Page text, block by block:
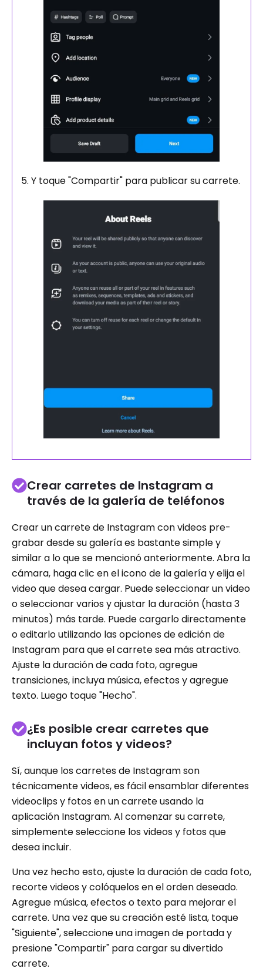
5. Y toque "Compartir" para publicar su carrete.
Crear carretes de Instagram a
través de la galería de teléfonos
Crear un carrete de Instagram con videos pre-
grabar desde su galería es bastante simple y
similar a lo que se mencionó anteriormente. Abra la
cámara, haga clic en el icono de la galería y elija el
video que desea cargar. Puede seleccionar un video
o seleccionar varios y ajustar la duración (hasta 3
minutos) más tarde. Puede cargarlo directamente
o editarlo utilizando las opciones de edición de
Instagram para que el carrete sea más atractivo.
Ajuste la duración de cada foto, agregue
transiciones, incluya música, efectos y agregue
texto. Luego toque "Hecho".
¿Es posible crear carretes que
incluyan fotos y videos?
Sí, aunque los carretes de Instagram son
técnicamente videos, es fácil ensamblar diferentes
videoclips y fotos en un carrete usando la
aplicación Instagram. Al comenzar su carrete,
simplemente seleccione los videos y fotos que
desea incluir.
Una vez hecho esto, ajuste la duración de cada foto,
recorte videos y colóquelos en el orden deseado.
Agregue música, efectos o texto para mejorar el
carrete. Una vez que su creación esté lista, toque
"Siguiente", seleccione una imagen de portada y
presione "Compartir" para cargar su divertido
carrete.